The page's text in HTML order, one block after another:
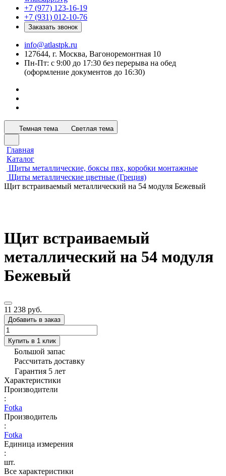
+7 (977) 123-16-19
+7 (931) 012-10-76
Заказать звонок
info@atlastpk.ru
127644, г. Москва, Вагоноремонтная 10
Пн-Пт: с 9:00 до 17:30 без перерыва на обед
(оформление документов до 16:30)
Темная тема Светлая тема
Главная
Каталог
Щиты металлические, боксы пвх, коробки монтажные
Щиты металлические цветные (Греция)
Щит встраиваемый металлический на 54 модуля Бежевый
Щит встраиваемый
металлический на 54 модуля
Бежевый
11 238 руб.
Добавить в заказ
Купить в 1 клик
Большой запас
Рассчитать доставку
Гарантия 5 лет
Характеристики
Производители
:
Fotka
Производитель
:
Fotka
Единица измерения
:
шт.
Все характеристики